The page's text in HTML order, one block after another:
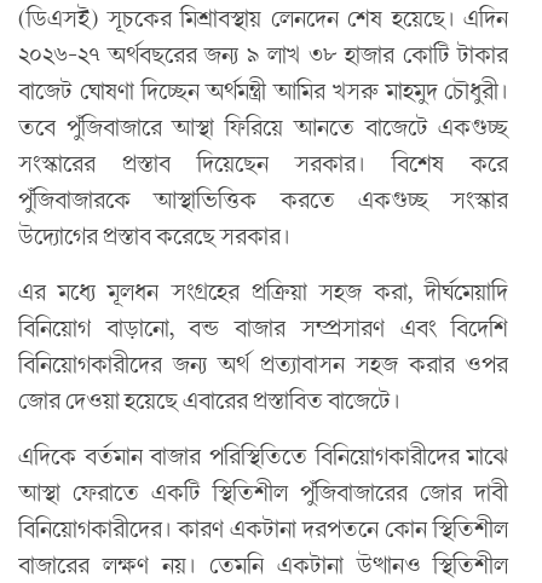
(ডিএসই) সূচকের মিশ্রাবস্থায় লেনদেন শেষ হয়েছে। এদিন
২০২৬-২৭ অর্থবছরের জন্য ৯ লাখ ৩৮ হাজার কোটি টাকার
বাজেট ঘোষণা দিচ্ছেন অর্থমন্ত্রী আমির খসরু মাহমুদ চৌধুরী।
তবে পুঁজিবাজারে আস্থা ফিরিয়ে আনতে বাজেটে একগুচ্ছ
সংস্কারের প্রস্তাব দিয়েছেন সরকার। বিশেষ করে
পুঁজিবাজারকে আস্থাভিত্তিক করতে একগুচ্ছ সংস্কার
উদ্যোগের প্রস্তাব করেছে সরকার।
এর মধ্যে মূলধন সংগ্রহের প্রক্রিয়া সহজ করা, দীর্ঘমেয়াদি
বিনিয়োগ বাড়ানো, বন্ড বাজার সম্প্রসারণ এবং বিদেশি
বিনিয়োগকারীদের জন্য অর্থ প্রত্যাবাসন সহজ করার ওপর
জোর দেওয়া হয়েছে এবারের প্রস্তাবিত বাজেটে।
এদিকে বর্তমান বাজার পরিস্থিতিতে বিনিয়োগকারীদের মাঝে
আস্থা ফেরাতে একটি স্থিতিশীল পুঁজিবাজারের জোর দাবী
বিনিয়োগকারীদের। কারণ একটানা দরপতনে কোন স্থিতিশীল
বাজারের লক্ষণ নয়। তেমনি একটানা উত্থানও স্থিতিশীল